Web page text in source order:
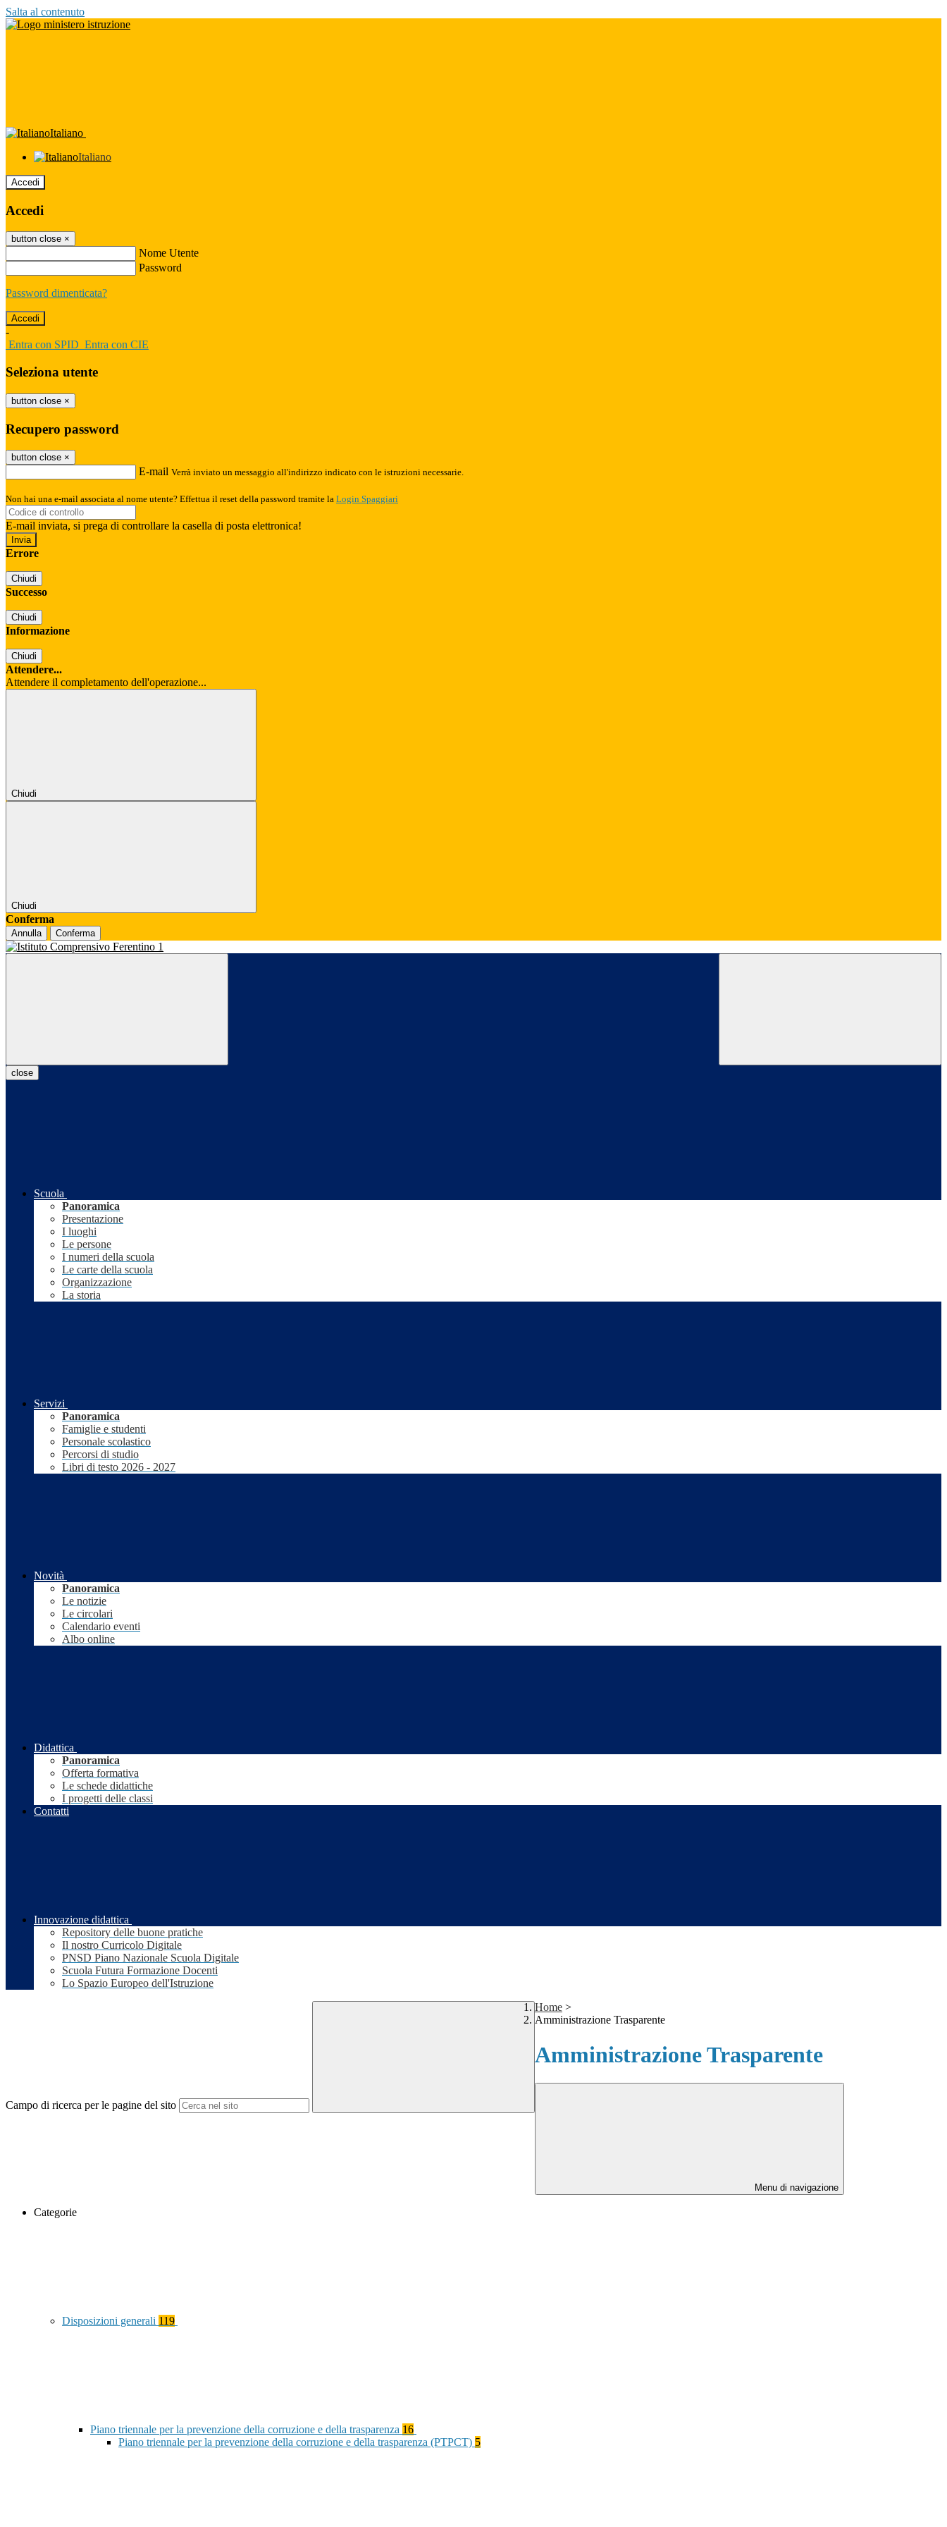
Salta al contenuto
Italiano
Italiano
Accedi
Accedi
button close ×
Nome Utente
Password
Password dimenticata?
-
Entra con SPID Entra con CIE
Seleziona utente
button close ×
Recupero password
button close ×
E-mail Verrà inviato un messaggio all'indirizzo indicato con le istruzioni necessarie.
Non hai una e-mail associata al nome utente? Effettua il reset della password tramite la Login Spaggiari
E-mail inviata, si prega di controllare la casella di posta elettronica!
Errore
Chiudi
Successo
Chiudi
Informazione
Chiudi
Attendere...
Attendere il completamento dell'operazione...
Chiudi
Chiudi
Conferma
Annulla Conferma
close
Scuola
Panoramica
Presentazione
I luoghi
Le persone
I numeri della scuola
Le carte della scuola
Organizzazione
La storia
Servizi
Panoramica
Famiglie e studenti
Personale scolastico
Percorsi di studio
Libri di testo 2026 - 2027
Novità
Panoramica
Le notizie
Le circolari
Calendario eventi
Albo online
Didattica
Panoramica
Offerta formativa
Le schede didattiche
I progetti delle classi
Contatti
Innovazione didattica
Repository delle buone pratiche
Il nostro Curricolo Digitale
PNSD Piano Nazionale Scuola Digitale
Scuola Futura Formazione Docenti
Lo Spazio Europeo dell'Istruzione
Campo di ricerca per le pagine del sito
Home >
Amministrazione Trasparente
Amministrazione Trasparente
Menu di navigazione
Categorie
Disposizioni generali 119
Piano triennale per la prevenzione della corruzione e della trasparenza 16
Piano triennale per la prevenzione della corruzione e della trasparenza (PTPCT) 5